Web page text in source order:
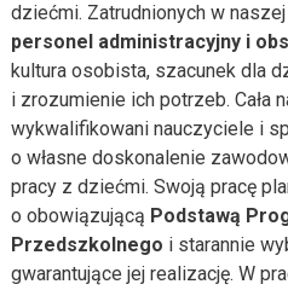
dziećmi. Zatrudnionych w
personel administracyjny i
kultura osobista, szacunek dla
i zrozumienie ich potrzeb. Cała
wykwalifikowani nauczyciele i
o własne doskonalenie
pracy z dziećmi. Swoją pracę
o obowiązującą Podstawą
Przedszkolnego i starannie
gwarantujące jej realizację. W